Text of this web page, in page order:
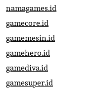
namagames.id
gamecore.id
gamemesin.id
gamehero.id
gamediva.id
gamesuper.id